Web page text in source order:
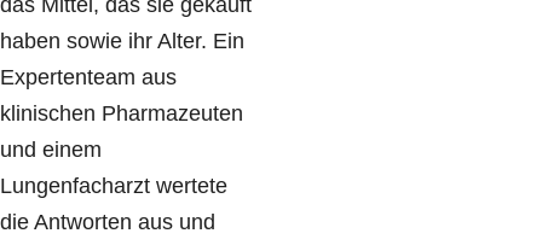
das Mittel, das sie gekauft
haben sowie ihr Alter. Ein
Expertenteam aus
klinischen Pharmazeuten
und einem
Lungenfacharzt wertete
die Antworten aus und